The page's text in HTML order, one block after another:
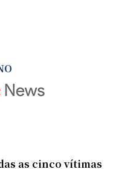
as cinco vítimas